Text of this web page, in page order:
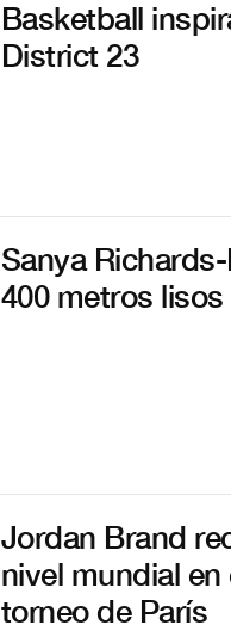
Basketball
District 23
Sanya
400 metros lisos
Jordan Brand
nivel mundial en
torneo de París